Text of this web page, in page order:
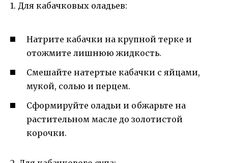
1. Для кабачковых оладьев:
Натрите кабачки на крупной терке и
отожмите лишнюю жидкость.
Смешайте натертые кабачки с яйцами,
мукой, солью и перцем.
Сформируйте оладьи и обжарьте на
растительном масле до золотистой
корочки.